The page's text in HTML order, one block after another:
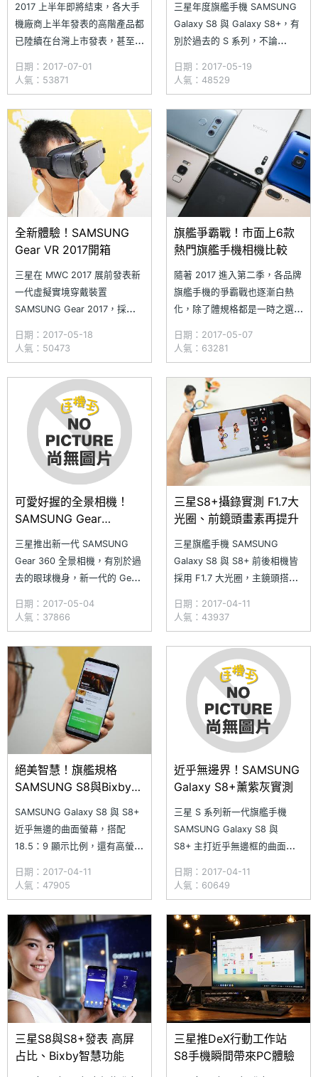
2017 上半年即將結束，各大手
機廠商上半年發表的高階產品都
已陸續在台灣上市發表，甚至開
截至 2017 年 6 月底為止，已
經在台灣發表的 9 款 Android
高階手機，進行主相機日間拍照
測試，此次納入評比的機種包括
美圖 T8、HUAWEI P10 Plus、
SA
日期：2017-07-01
人氣：53871
三星年度旗艦手機 SAMSUNG
Galaxy S8 與 Galaxy S8+，有
別於過去的 S 系列，不論
用雙曲面玻璃設計，螢幕占比超
過 83%，兩款最大差異在於螢
幕尺寸與電池容量。SAMSUNG
Galaxy S8 擁有 5.8 吋螢幕、
3,0
日期：2017-05-19
人氣：48529
全新體驗！SAMSUNG
Gear VR 2017開箱
三星在 MWC 2017 展前發表新
一代虛擬實境穿戴裝置
SAMSUNG Gear 2017，採用
角、42mm 光學鏡片，可讓使
用者感受 360 度全景畫面。
SAMSUNG Gear 2017 首次加
入了遙控器，藉由感應動作的軌
跡，除了能遙控 VR 眼鏡播放
日期：2017-05-18
人氣：50473
旗艦爭霸戰！市面上6款
熱門旗艦手機相機比較
隨著 2017 進入第二季，各品牌
旗艦手機的爭霸戰也逐漸白熱
化，除了體規格都是一時之選
艦機的重點之一。《SOGI 手機
王》集結目前市面上六款熱門旗
艦手機進行主相機拍照測試，此
次納入評比的機種包括
HUAWEI P10 Plus、Sony
Xperia XZs、LG G6、
日期：2017-05-07
人氣：63281
可愛好握的全景相機！
SAMSUNG Gear
三星推出新一代 SAMSUNG
Gear 360 全景相機，有別於過
去的眼球機身，新一代的 Gear
握。SAMSUNG Gear 360
(2017) 搭載 840 萬畫素、F2.2
光圈的雙魚眼鏡頭，並且支援
4K 高畫質錄影。此外，擁有更
大的相容性，不僅
日期：2017-05-04
人氣：37866
三星S8+攝錄實測 F1.7大
光圈、前鏡頭畫素再提升
三星旗艦手機 SAMSUNG
Galaxy S8 與 S8+ 前後相機皆
採用 F1.7 大光圈，主鏡頭搭
Pixel 快速自動對焦、OIS 光學
防手震，還加入影像疊合技術
（Multi Frame），可針對低光
源、動態、變焦時有效抑制雜
訊。前鏡頭則是相較上一代提升
日期：2017-04-11
人氣：43937
絕美智慧！旗艦規格
SAMSUNG S8與Bixby功
SAMSUNG Galaxy S8 與 S8+
近乎無邊的曲面螢幕，搭配
18.5：9 顯示比例，還有高螢幕
Android 7.0 Nougat 作業系
統，也是三星首款加入 Bixby
智慧功能的手機，更強調人工智
慧。此外，Galaxy S8 與 S8+
同時具備虹膜辨識 /
日期：2017-04-11
人氣：47905
近乎無邊界！SAMSUNG
Galaxy S8+薰紫灰實測
三星 S 系列新一代旗艦手機
SAMSUNG Galaxy S8 與
S8+ 主打近乎無邊框的曲面設
後，螢幕占比超過 83%。雖然
三星取消實體 Home 鍵，但將
指紋辨識功能置於機身背後，搭
配指紋手勢可輕鬆下拉通知欄。
此外，S8 與 S8+ 加入全新的
Bixby 智
日期：2017-04-11
人氣：60649
三星S8與S8+發表 高屏
占比、Bixby智慧功能
三星推DeX行動工作站
S8手機瞬間帶來PC體驗